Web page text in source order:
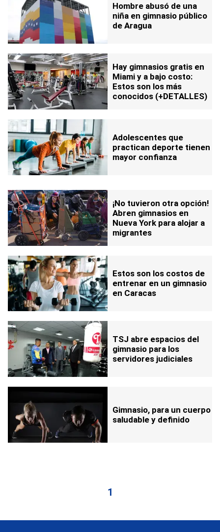
Hombre abusó de una
niña en gimnasio público
de Aragua
Hay gimnasios gratis en
Miami y a bajo costo:
Estos son los más
conocidos (+DETALLES)
Adolescentes que
practican deporte tienen
mayor confianza
¡No tuvieron otra opción!
Abren gimnasios en
Nueva York para alojar a
migrantes
Estos son los costos de
entrenar en un gimnasio
en Caracas
TSJ abre espacios del
gimnasio para los
servidores judiciales
Gimnasio, para un cuerpo
saludable y definido
1